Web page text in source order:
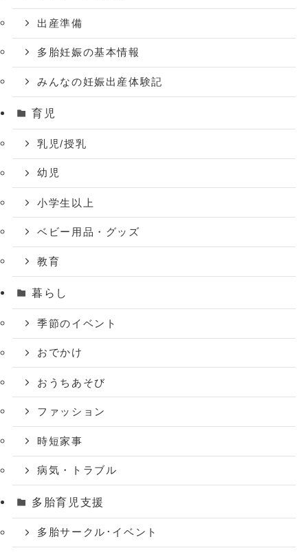
出産準備
多胎妊娠の基本情報
みんなの妊娠出産体験記
育児
乳児/授乳
幼児
小学生以上
ベビー用品・グッズ
教育
暮らし
季節のイベント
おでかけ
おうちあそび
ファッション
時短家事
病気・トラブル
多胎育児支援
多胎サークル･イベント